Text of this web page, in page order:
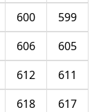
599
600
605
606
611
612
617
618